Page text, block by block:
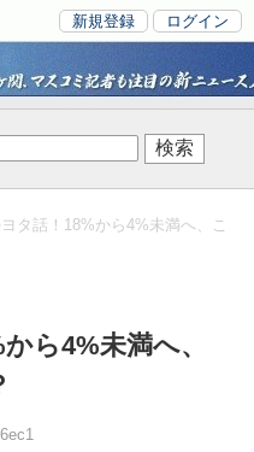
新規登録 ログイン
タ話！18%から4%未満へ、こ
ら4%未満へ、